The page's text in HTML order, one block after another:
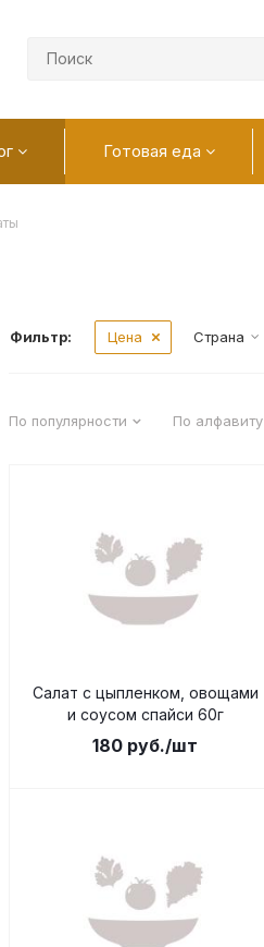
Готовая еда
Фильтр: Цена Страна
По популярности По алфавиту
Салат с цыпленком, овощами
и соусом спайси 60г
180 руб./шт